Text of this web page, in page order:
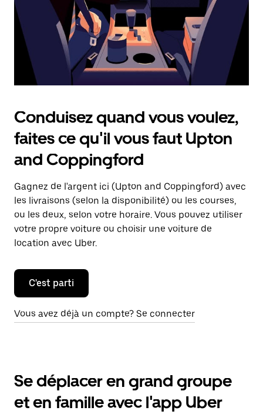
d'échappement
pour
fermer
calendrier.
Conduisez quand vous voulez,
faites ce qu'il vous faut Upton
and Coppingford
Gagnez de l'argent ici (Upton and Coppingford) avec
les livraisons (selon la disponibilité) ou les courses,
ou les deux, selon votre horaire. Vous pouvez utiliser
votre propre voiture ou choisir une voiture de
location avec Uber.
C'est parti
Vous avez déjà un compte? Se connecter
Se déplacer en grand groupe
et en famille avec l'app Uber